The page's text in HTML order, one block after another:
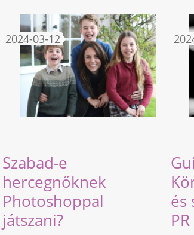
2024-03-12
Szabad-e
hercegnőknek
Photoshoppal
játszani?
és